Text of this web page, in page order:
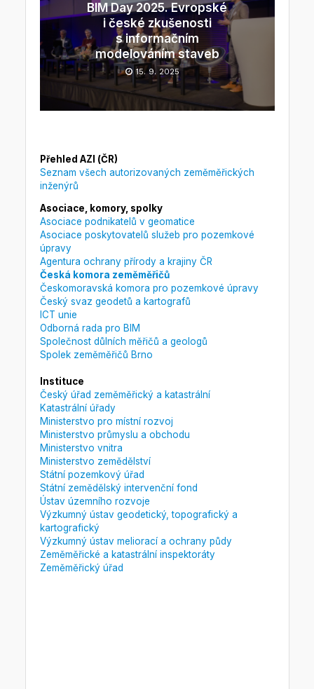
BIM Day 2025. Evropské
i české zkušenosti
s informačním
modelováním staveb
15. 9. 2025
Přehled AZI (ČR)
Seznam všech autorizovaných zeměměřických
inženýrů
Asociace, komory, spolky
Asociace podnikatelů v geomatice
Asociace poskytovatelů služeb pro pozemkové
úpravy
Agentura ochrany přírody a krajiny ČR
Česká komora zeměměřičů
Českomoravská komora pro pozemkové úpravy
Český svaz geodetů a kartografů
ICT unie
Odborná rada pro BIM
Společnost důlních měřičů a geologů
Spolek zeměměřičů Brno
Instituce
Český úřad zeměměřický a katastrální
Katastrální úřady
Ministerstvo pro místní rozvoj
Ministerstvo průmyslu a obchodu
Ministerstvo vnitra
Ministerstvo zemědělství
Státní pozemkový úřad
Státní zemědělský intervenční fond
Ústav územního rozvoje
Výzkumný ústav geodetický, topografický a
kartografický
Výzkumný ústav meliorací a ochrany půdy
Zeměměřické a katastrální inspektoráty
Zeměměřický úřad